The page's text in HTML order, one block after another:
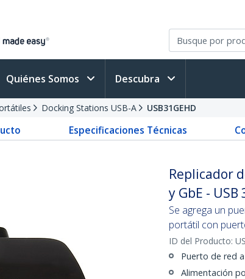
Quiénes Somos Descubra
Docking Stations USB-A USB31GEHD
Especificaciones Técnicas
Replicador
y GbE - USB
Se agrega un
portátil con
ID del Producto:
Puerto de red
Alimentación